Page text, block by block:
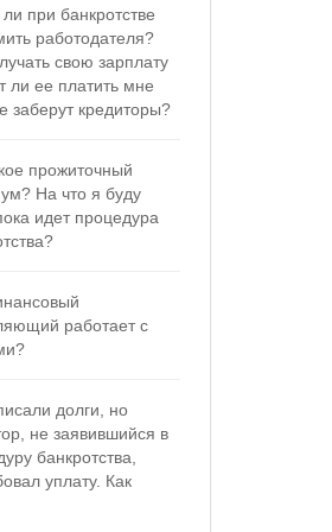
при банкротстве
работодателя?
свою зарплату
ли ее платить мне
заберут кредиторы?
прожиточный
На что я буду
идет процедура
работает с
долги, но
не заявившийся в
банкротства,
уплату. Как